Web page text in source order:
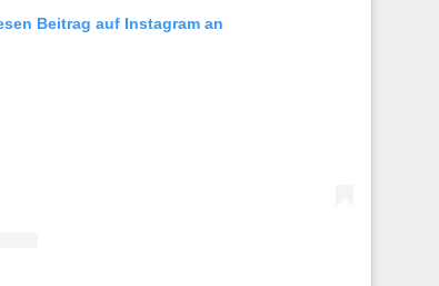
Beitrag auf Instagram an